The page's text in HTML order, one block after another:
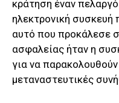
κράτηση έναν
ηλεκτρονική
αυτό που προκάλεσε
ασφαλείας ήταν η
για να
μεταναστευτικές